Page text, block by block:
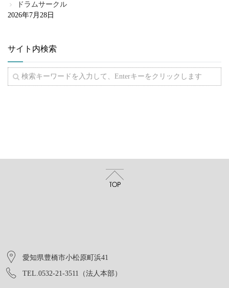
ドラムサークル
2026年7月28日
サイト内検索
愛知県豊橋市小松原町浜41
TEL.0532-21-3511（法人本部）